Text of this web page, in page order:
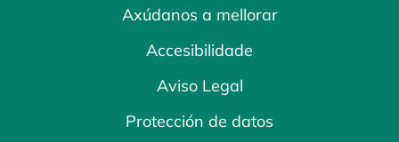
Axúdanos a mellorar
Accesibilidade
Aviso Legal
Protección de datos